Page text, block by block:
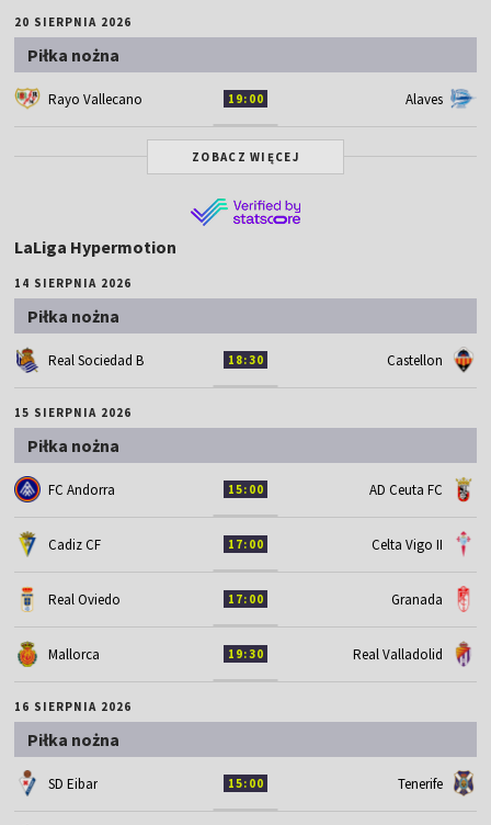
20 SIERPNIA 2026
Piłka nożna
Rayo Vallecano 19:00 Alaves
ZOBACZ WIĘCEJ
LaLiga Hypermotion
14 SIERPNIA 2026
Piłka nożna
Real Sociedad B 18:30 Castellon
15 SIERPNIA 2026
Piłka nożna
FC Andorra 15:00 AD Ceuta FC
Cadiz CF 17:00 Celta Vigo II
Real Oviedo 17:00 Granada
Mallorca 19:30 Real Valladolid
16 SIERPNIA 2026
Piłka nożna
SD Eibar 15:00 Tenerife